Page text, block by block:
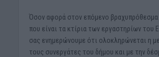
Όσον αφορά στον επόμενο
που είναι τα κτίρια των εργαστηρίων του
σας ενημερώνουμε ότι ολοκληρώνεται η
τους συνεργάτες του δήμου και με την